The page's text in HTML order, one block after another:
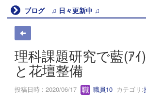
u
s
ブログ ♫ 日々更新中 ♫
理科課題研究で藍(ｱｲ
と花壇整備
投稿日時 : 2020/06/17 職員10 カテゴリ: